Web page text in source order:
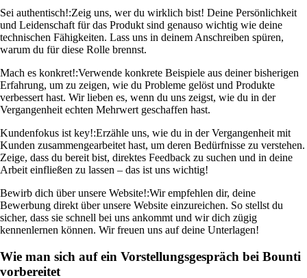
Sei authentisch!:Zeig uns, wer du wirklich bist! Deine Persönlichkeit
und Leidenschaft für das Produkt sind genauso wichtig wie deine
technischen Fähigkeiten. Lass uns in deinem Anschreiben spüren,
warum du für diese Rolle brennst.
Mach es konkret!:Verwende konkrete Beispiele aus deiner bisherigen
Erfahrung, um zu zeigen, wie du Probleme gelöst und Produkte
verbessert hast. Wir lieben es, wenn du uns zeigst, wie du in der
Vergangenheit echten Mehrwert geschaffen hast.
Kundenfokus ist key!:Erzähle uns, wie du in der Vergangenheit mit
Kunden zusammengearbeitet hast, um deren Bedürfnisse zu verstehen.
Zeige, dass du bereit bist, direktes Feedback zu suchen und in deine
Arbeit einfließen zu lassen – das ist uns wichtig!
Bewirb dich über unsere Website!:Wir empfehlen dir, deine
Bewerbung direkt über unsere Website einzureichen. So stellst du
sicher, dass sie schnell bei uns ankommt und wir dich zügig
kennenlernen können. Wir freuen uns auf deine Unterlagen!
Wie man sich auf ein Vorstellungsgespräch bei Bounti
vorbereitet